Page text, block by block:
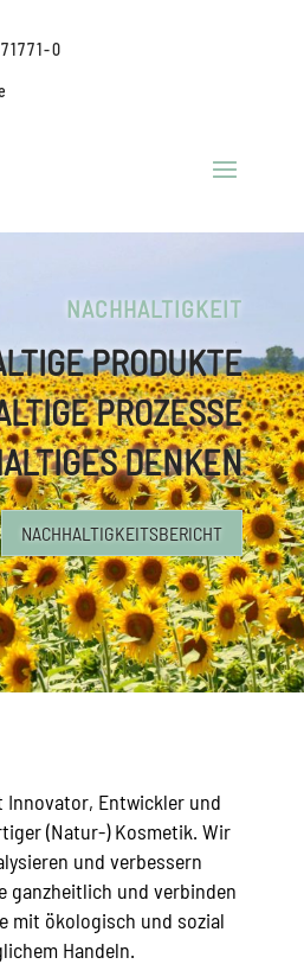
0
NACHHALTIGKEIT
PRODUKTE
PROZESSE
DENKEN
NACHHALTIGKEITSBERICHT
Innovator, Entwickler und
(Natur-) Kosmetik. Wir
und verbessern
ganzheitlich und verbinden
mit ökologisch und sozial
Handeln.